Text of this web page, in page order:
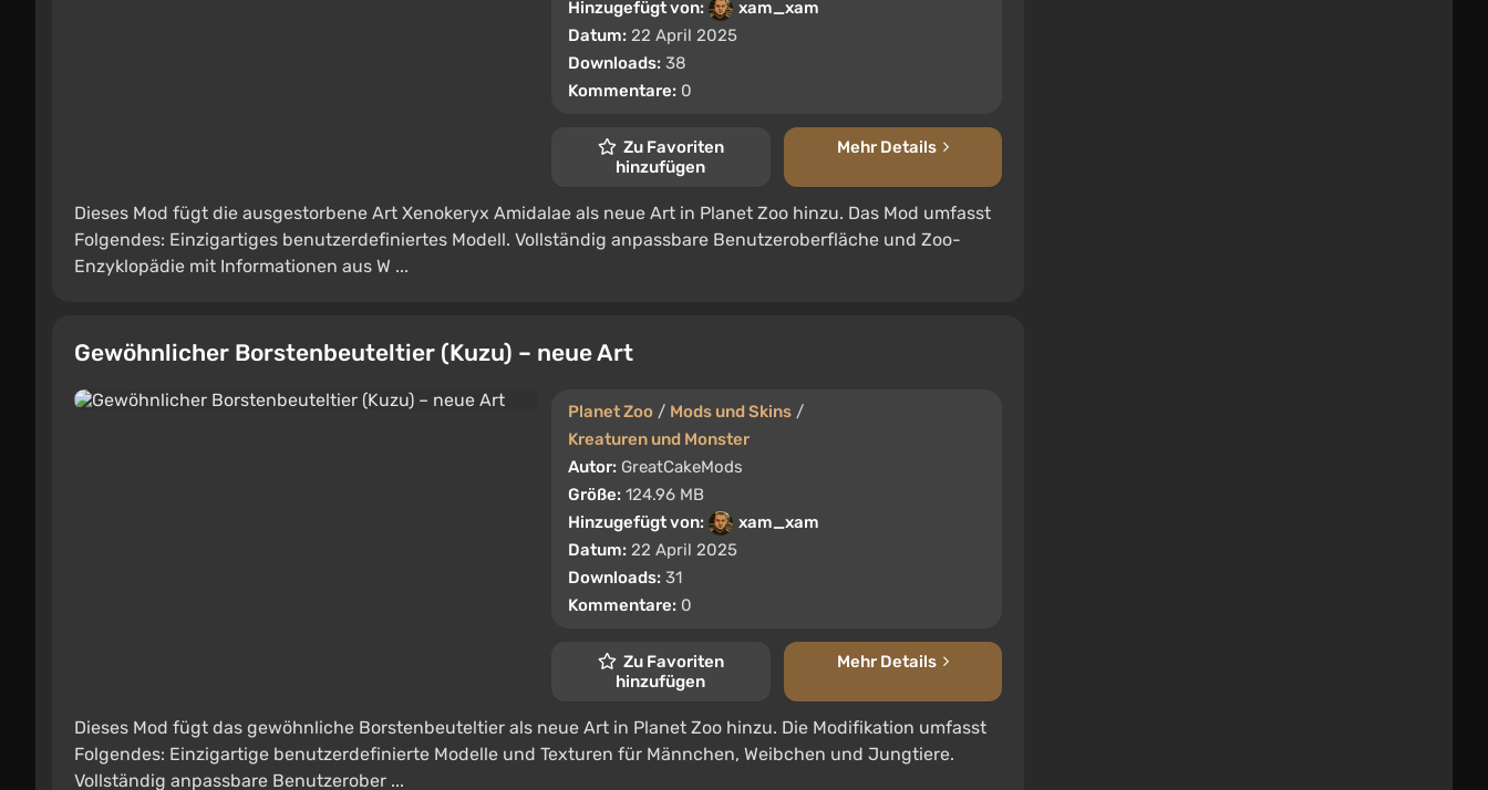
Hinzugefügt von:
xam_xam
Datum: 22 April 2025
Downloads: 38
Kommentare: 0
Zu Favoriten
hinzufügen
Mehr Details
Dieses Mod fügt die ausgestorbene Art Xenokeryx Amidalae als neue Art in Planet Zoo hinzu. Das Mod umfasst
Folgendes: Einzigartiges benutzerdefiniertes Modell. Vollständig anpassbare Benutzeroberfläche und Zoo-
Enzyklopädie mit Informationen aus W ...
Gewöhnlicher Borstenbeuteltier (Kuzu) – neue Art
Planet Zoo / Mods und Skins /
Kreaturen und Monster
Autor: GreatCakeMods
Größe: 124.96 MB
Hinzugefügt von:
xam_xam
Datum: 22 April 2025
Downloads: 31
Kommentare: 0
Zu Favoriten
hinzufügen
Mehr Details
Dieses Mod fügt das gewöhnliche Borstenbeuteltier als neue Art in Planet Zoo hinzu. Die Modifikation umfasst
Folgendes: Einzigartige benutzerdefinierte Modelle und Texturen für Männchen, Weibchen und Jungtiere.
Vollständig anpassbare Benutzerober ...